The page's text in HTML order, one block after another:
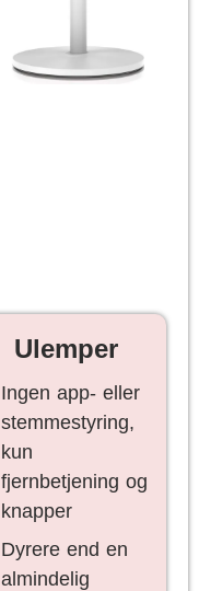
Ulemper
Ingen app- eller
stemmestyring,
kun
fjernbetjening og
knapper
Dyrere end en
almindelig